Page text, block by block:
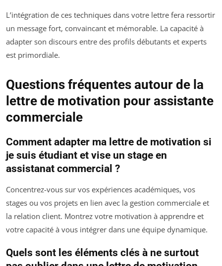
L’intégration de ces techniques dans votre lettre fera ressortir
un message fort, convaincant et mémorable. La capacité à
adapter son discours entre des profils débutants et experts
est primordiale.
Questions fréquentes autour de la
lettre de motivation pour assistante
commerciale
Comment adapter ma lettre de motivation si
je suis étudiant et vise un stage en
assistanat commercial ?
Concentrez-vous sur vos expériences académiques, vos
stages ou vos projets en lien avec la gestion commerciale et
la relation client. Montrez votre motivation à apprendre et
votre capacité à vous intégrer dans une équipe dynamique.
Quels sont les éléments clés à ne surtout